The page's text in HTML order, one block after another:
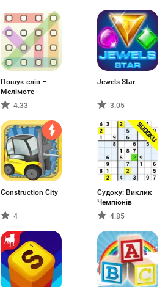
Пошук слів –
Мелімотс
4.33
Jewels Star
3.05
Construction City
4
Судоку: Виклик
Чемпіонів
4.85